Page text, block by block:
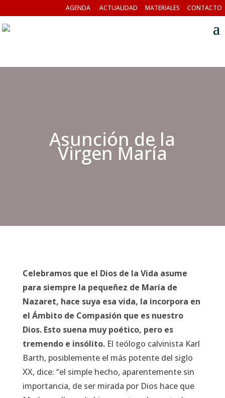
AGENDA ACTUALIDAD MATERIALES CONTACTO
Asunción de la
Virgen María
Celebramos que el Dios de la Vida asume
para siempre la pequeñez de María de
Nazaret, hace suya esa vida, la incorpora en
el Ámbito de Compasión que es nuestro
Dios. Esto suena muy poético, pero es
tremendo e insólito. El teólogo calvinista Karl
Barth, posiblemente el más potente del siglo
XX, dice: “el simple hecho, aparentemente sin
importancia, de ser mirada por Dios hace que